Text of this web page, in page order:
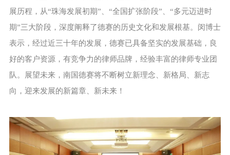
展历程，从“珠海发展初期”、“全国扩张阶段”、“多元迈进时
期”三大阶段，深度阐释了德赛的历史文化和发展根基。闵博士
表示，经过近三十年的发展，德赛已具备坚实的发展基础，良
好的客户资源，有竞争力的律师品牌，经验丰富的律师专业团
队。展望未来，南国德赛将不断树立新理念、新格局、新志
向，迎来发展的新篇章、新未来！